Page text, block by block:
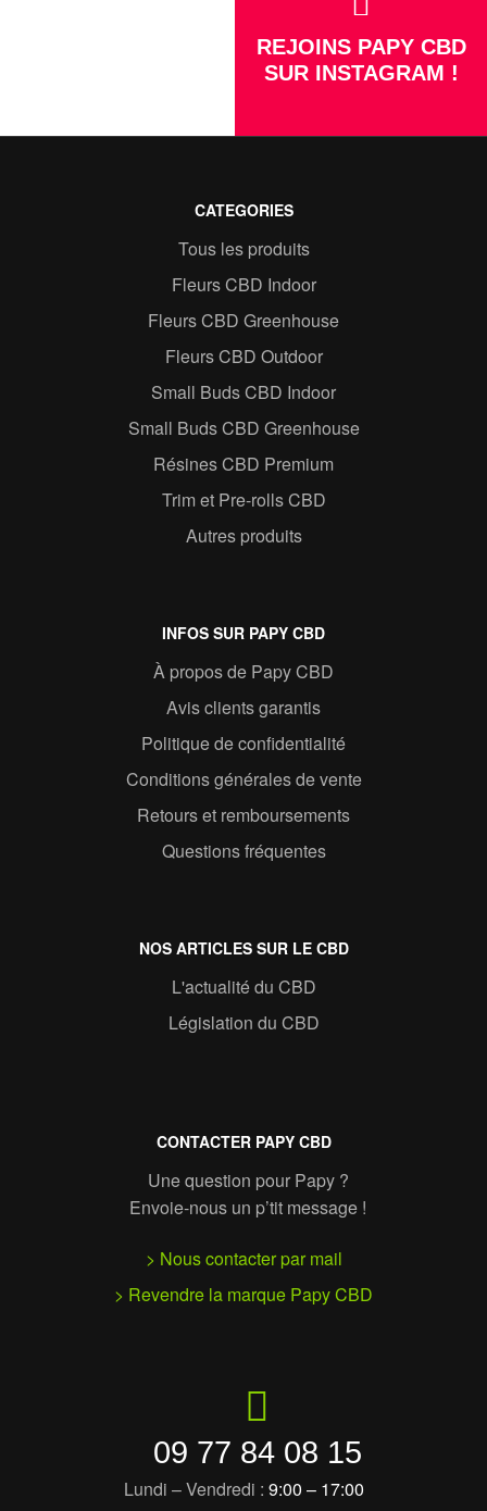
REJOINS PAPY CBD
SUR INSTAGRAM !
CATEGORIES
Tous les produits
Fleurs CBD Indoor
Fleurs CBD Greenhouse
Fleurs CBD Outdoor
Small Buds CBD Indoor
Small Buds CBD Greenhouse
Résines CBD Premium
Trim et Pre-rolls CBD
Autres produits
INFOS SUR PAPY CBD
À propos de Papy CBD
Avis clients garantis
Politique de confidentialité
Conditions générales de vente
Retours et remboursements
Questions fréquentes
NOS ARTICLES SUR LE CBD
L'actualité du CBD
Législation du CBD
CONTACTER PAPY CBD
Une question pour Papy ?
Envoie-nous un p’tit message !
> Nous contacter par mail
> Revendre la marque Papy CBD
09 77 84 08 15
Lundi – Vendredi : 9:00 – 17:00